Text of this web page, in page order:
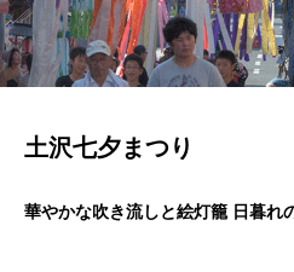
土沢七夕まつり
華やかな吹き流しと絵灯籠 日暮れ